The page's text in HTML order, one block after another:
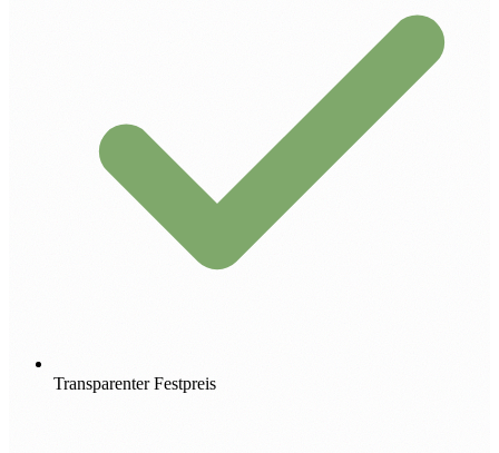
Transparenter Festpreis